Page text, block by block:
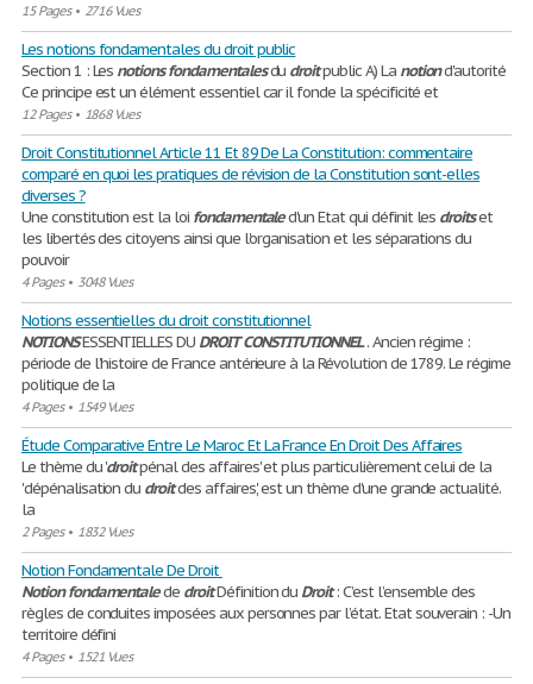
15 Pages• 2716 Vues
Les notions fondamentales du droit public
Section 1 : Les notions fondamentalesdudroitpublic A) La notiond'autorité
Ce principe est un élément essentiel car il fonde la spécificité et
12 Pages• 1868 Vues
Droit Constitutionnel Article 11 Et 89 De La Constitution: commentaire
comparé en quoi les pratiques de révision de la Constitution sont-elles
diverses ?
Une constitution est la loi fondamentaled'un Etat qui définit les droitset
les libertés des citoyens ainsi que l'organisation et les séparations du
pouvoir
4 Pages• 3048 Vues
Notions essentielles du droit constitutionnel
NOTIONSESSENTIELLES DU DROITCONSTITUTIONNEL. Ancien régime :
période de l’histoire de France antérieure à la Révolution de 1789. Le régime
politique de la
4 Pages• 1549 Vues
Étude Comparative Entre Le Maroc Et La France En Droit Des Affaires
Le thème du 'droitpénal des affaires' et plus particulièrement celui de la
'dépénalisation dudroitdes affaires', est un thème d'une grande actualité.
la
2 Pages• 1832 Vues
Notion Fondamentale De Droit
Notion fondamentalede droitDéfinition duDroit: C’est l’ensemble des
règles de conduites imposées aux personnes par l’état. Etat souverain : -Un
territoire défini
4 Pages• 1521 Vues